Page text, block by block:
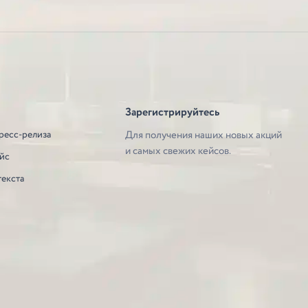
релиза
Зарегистрируйтесь
Для получения наших новых акций
и самых свежих кейсов.